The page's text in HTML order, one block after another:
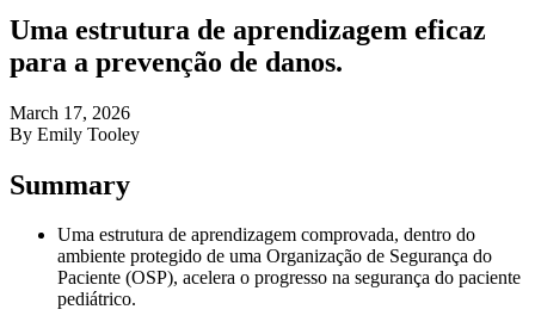
Uma estrutura de aprendizagem eficaz
para a prevenção de danos.
March 17, 2026
By Emily Tooley
Summary
Uma estrutura de aprendizagem comprovada, dentro do
ambiente protegido de uma Organização de Segurança do
Paciente (OSP), acelera o progresso na segurança do paciente
pediátrico.